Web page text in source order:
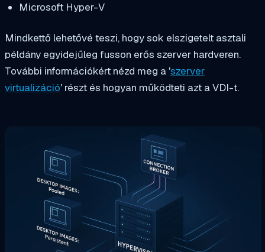
Microsoft Hyper-V
Mindkettő lehetővé teszi, hogy sok elszigetelt asztali
példány egyidejűleg fusson erős szerver hardveren.
További információkért nézd meg a 'szerver
virtualizáció' részt és hogyan működteti azt a VDI-t.